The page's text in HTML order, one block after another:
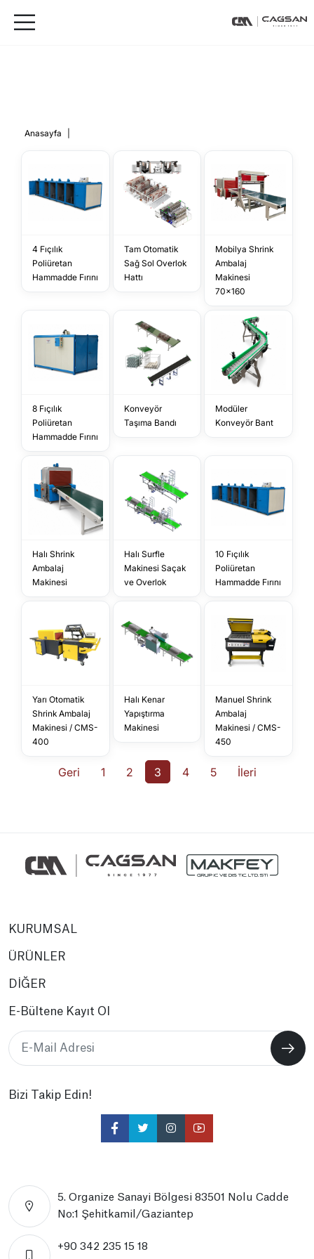
Anasayfa
4 Fıçılık
Poliüretan
Hammadde Fırını
Tam Otomatik
Sağ Sol Overlok
Hattı
Mobilya Shrink
Ambalaj
Makinesi
70x160
8 Fıçılık
Poliüretan
Hammadde Fırını
Konveyör
Taşıma Bandı
Modüler
Konveyör Bant
Halı Shrink
Ambalaj
Makinesi
Halı Surfle
Makinesi Saçak
ve Overlok
10 Fıçılık
Poliüretan
Hammadde Fırını
Yarı Otomatik
Shrink Ambalaj
Makinesi / CMS-
400
Halı Kenar
Yapıştırma
Makinesi
Manuel Shrink
Ambalaj
Makinesi / CMS-
450
Geri 1 2 3 4 5 İleri
KURUMSAL
ÜRÜNLER
DİĞER
E-Bültene Kayıt Ol
Bizi Takip Edin!
5. Organize Sanayi Bölgesi 83501 Nolu Cadde
No:1 Şehitkamil/Gaziantep
+90 342 235 15 18